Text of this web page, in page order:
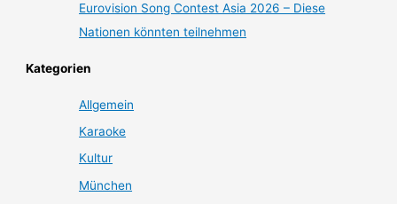
Eurovision Song Contest Asia 2026 – Diese
Nationen könnten teilnehmen
Kategorien
Allgemein
Karaoke
Kultur
München